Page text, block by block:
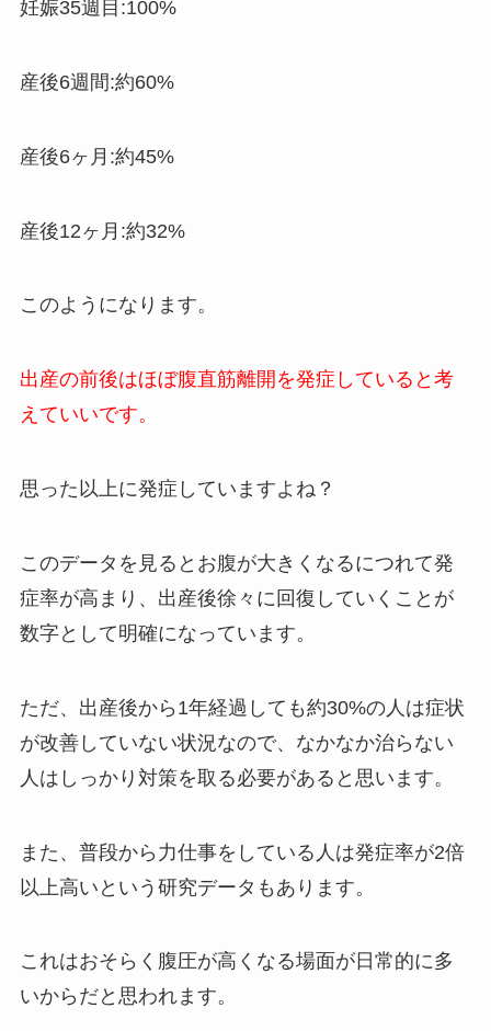
妊娠35週目:100%
産後6週間:約60%
産後6ヶ月:約45%
産後12ヶ月:約32%
このようになります。
出産の前後はほぼ腹直筋離開を発症していると考
えていいです。
思った以上に発症していますよね？
このデータを見るとお腹が大きくなるにつれて発
症率が高まり、出産後徐々に回復していくことが
数字として明確になっています。
ただ、出産後から1年経過しても約30%の人は症状
が改善していない状況なので、なかなか治らない
人はしっかり対策を取る必要があると思います。
また、普段から力仕事をしている人は発症率が2倍
以上高いという研究データもあります。
これはおそらく腹圧が高くなる場面が日常的に多
いからだと思われます。